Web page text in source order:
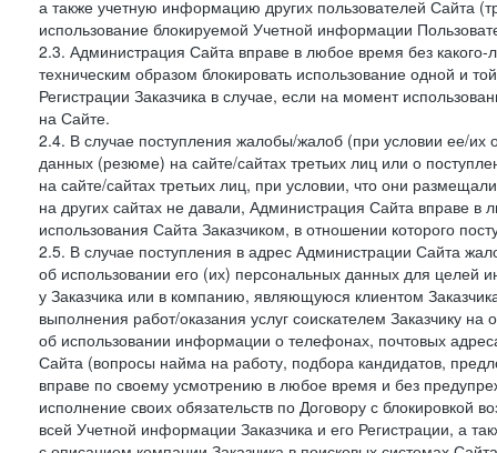
а также учетную информацию других пользователей Сайта
использование блокируемой Учетной информации
2.3. Администрация Сайта вправе в любое время без
техническим образом блокировать использование одной и
Регистрации Заказчика в случае, если на момент
на Сайте.
2.4. В случае поступления жалобы/жалоб (при условии ее/их
данных (резюме) на сайте/сайтах третьих лиц или о
на сайте/сайтах третьих лиц, при условии, что они
на других сайтах не давали, Администрация Сайта вправе в
использования Сайта Заказчиком, в отношении которого
2.5. В случае поступления в адрес Администрации Сайта
об использовании его (их) персональных данных для целей
у Заказчика или в компанию, являющуюся клиентом
выполнения работ/оказания услуг соискателем Заказчику
об использовании информации о телефонах, почтовых
Сайта (вопросы найма на работу, подбора кандидатов,
вправе по своему усмотрению в любое время и без
исполнение своих обязательств по Договору с блокировкой
всей Учетной информации Заказчика и его Регистрации, а